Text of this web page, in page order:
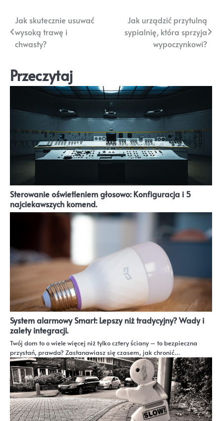
Nawigacja
wpisu
Jak skutecznie usuwać
wysoką trawę i
chwasty?
Jak urządzić przytulną
sypialnię, która sprzyja
wypoczynkowi?
Przeczytaj
Sterowanie oświetleniem głosowo: Konfiguracja i 5
najciekawszych komend.
System alarmowy Smart: Lepszy niż tradycyjny? Wady i
zalety integracji.
Twój dom to o wiele więcej niż tylko cztery ściany – to bezpieczna
przystań, prawda? Zastanawiasz się czasem, jak chronić…